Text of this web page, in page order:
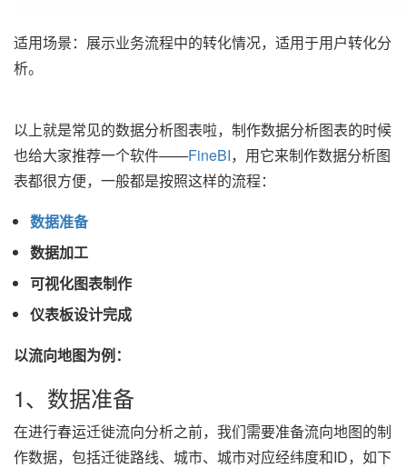
适用场景：展示业务流程中的转化情况，适用于用户转化分
析。
以上就是常见的数据分析图表啦，制作数据分析图表的时候
也给大家推荐一个软件——FineBI，用它来制作数据分析图
表都很方便，一般都是按照这样的流程：
数据准备
数据加工
可视化图表制作
仪表板设计完成
以流向地图为例：
1、数据准备
在进行春运迁徙流向分析之前，我们需要准备流向地图的制
作数据，包括迁徙路线、城市、城市对应经纬度和ID，如下